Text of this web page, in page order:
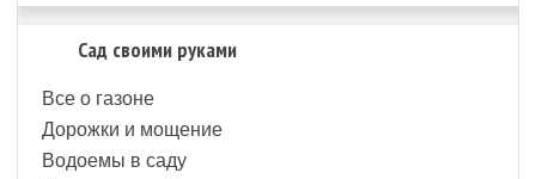
Сад своими руками
Все о газоне
Дорожки и мощение
Водоемы в саду